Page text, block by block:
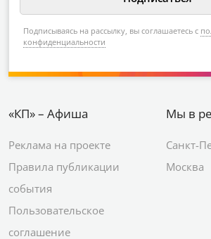
Подписываясь на рассылку, вы соглашаетесь с
конфиденциальности
«КП» – Афиша
Реклама на проекте
Правила публикации
события
Пользовательское
соглашение
Мы в
Санкт-
Москва